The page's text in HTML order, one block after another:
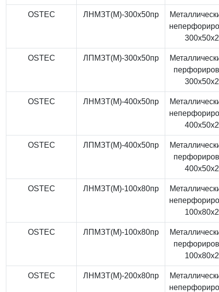
OSTEC ЛНМЗТ(М)-300x50пр
OSTEC ЛПМЗТ(М)-300x50пр
OSTEC ЛНМЗТ(М)-400x50пр
OSTEC ЛПМЗТ(М)-400x50пр
OSTEC ЛНМЗТ(М)-100x80пр
OSTEC ЛПМЗТ(М)-100x80пр
OSTEC ЛНМЗТ(М)-200x80пр